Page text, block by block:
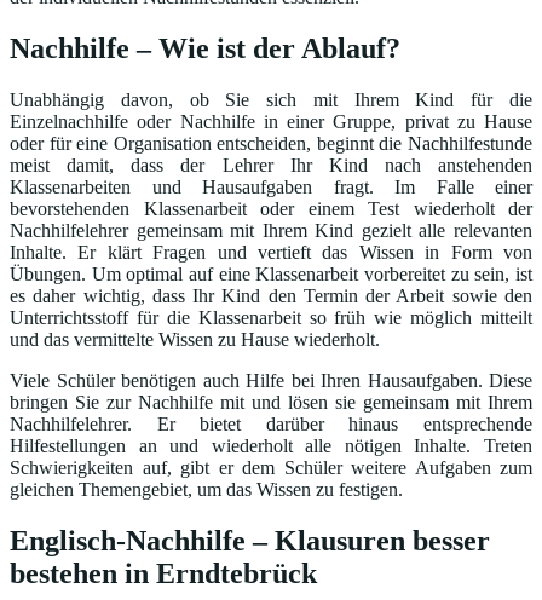
Nachhilfe – Wie ist der Ablauf?
Unabhängig davon, ob Sie sich mit Ihrem Kind für die
Einzelnachhilfe oder Nachhilfe in einer Gruppe, privat zu Hause
oder für eine Organisation entscheiden, beginnt die Nachhilfestunde
meist damit, dass der Lehrer Ihr Kind nach anstehenden
Klassenarbeiten und Hausaufgaben fragt. Im Falle einer
bevorstehenden Klassenarbeit oder einem Test wiederholt der
Nachhilfelehrer gemeinsam mit Ihrem Kind gezielt alle relevanten
Inhalte. Er klärt Fragen und vertieft das Wissen in Form von
Übungen. Um optimal auf eine Klassenarbeit vorbereitet zu sein, ist
es daher wichtig, dass Ihr Kind den Termin der Arbeit sowie den
Unterrichtsstoff für die Klassenarbeit so früh wie möglich mitteilt
und das vermittelte Wissen zu Hause wiederholt.
Viele Schüler benötigen auch Hilfe bei Ihren Hausaufgaben. Diese
bringen Sie zur Nachhilfe mit und lösen sie gemeinsam mit Ihrem
Nachhilfelehrer. Er bietet darüber hinaus entsprechende
Hilfestellungen an und wiederholt alle nötigen Inhalte. Treten
Schwierigkeiten auf, gibt er dem Schüler weitere Aufgaben zum
gleichen Themengebiet, um das Wissen zu festigen.
Englisch-Nachhilfe – Klausuren besser
bestehen in Erndtebrück